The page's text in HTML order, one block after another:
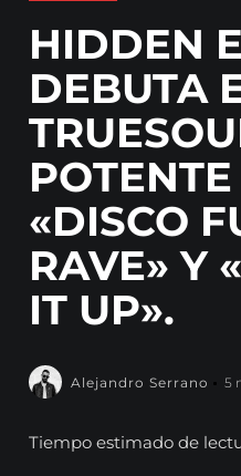
HIDDEN
DEBUTA
«DISCO
RAVE» Y
IT UP».
Alejandro Serrano 5
Tiempo estimado de